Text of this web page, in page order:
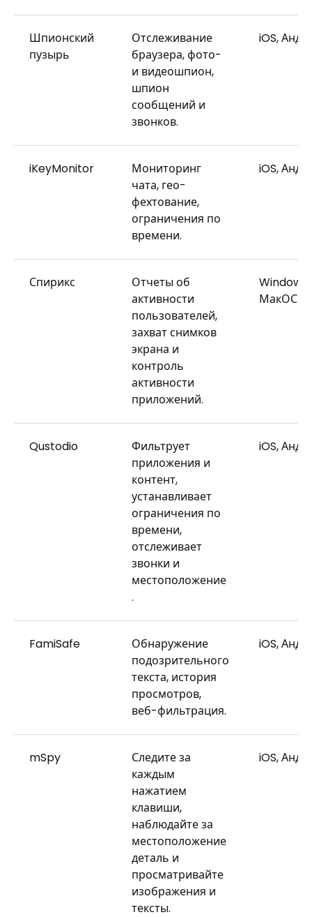
Шпионский
пузырь
Отслеживание
браузера, фото-
и видеошпион,
шпион
сообщений и
звонков.
iOS,
iKeyMonitor
Мониторинг
чата, гео-
фехтование,
ограничения по
времени.
iOS,
Спирикс
Отчеты об
активности
пользователей,
захват снимков
экрана и
контроль
активности
приложений.
Windows,
МакОС
Qustodio
Фильтрует
приложения и
контент,
устанавливает
ограничения по
времени,
отслеживает
звонки и
местоположение
.
iOS,
FamiSafe
Обнаружение
подозрительного
текста, история
просмотров,
веб-фильтрация.
iOS,
mSpy
Следите за
каждым
нажатием
клавиши,
наблюдайте за
местоположение
деталь и
просматривайте
изображения и
тексты.
iOS,